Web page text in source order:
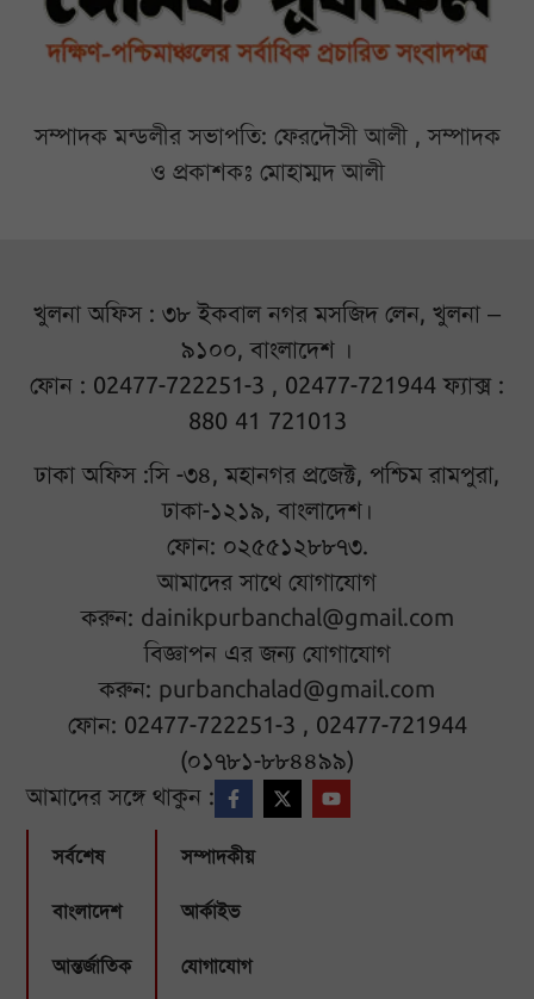
সম্পাদক মন্ডলীর সভাপতি: ফেরদৌসী আলী , সম্পাদক
ও প্রকাশকঃ মোহাম্মদ আলী
খুলনা অফিস : ৩৮ ইকবাল নগর মসজিদ লেন, খুলনা –
৯১০০, বাংলাদেশ ।
ফোন : 02477-722251-3 , 02477-721944 ফ্যাক্স :
880 41 721013
ঢাকা অফিস :সি -৩৪, মহানগর প্রজেক্ট, পশ্চিম রামপুরা,
ঢাকা-১২১৯, বাংলাদেশ।
ফোন: ০২৫৫১২৮৮৭৩.
আমাদের সাথে যোগাযোগ
করুন: dainikpurbanchal@gmail.com
বিজ্ঞাপন এর জন্য যোগাযোগ
করুন: purbanchalad@gmail.com
ফোন: 02477-722251-3 , 02477-721944
(০১৭৮১-৮৮৪৪৯৯)
আমাদের সঙ্গে থাকুন :
সর্বশেষ
বাংলাদেশ
আন্তর্জাতিক
সম্পাদকীয়
আর্কাইভ
যোগাযোগ